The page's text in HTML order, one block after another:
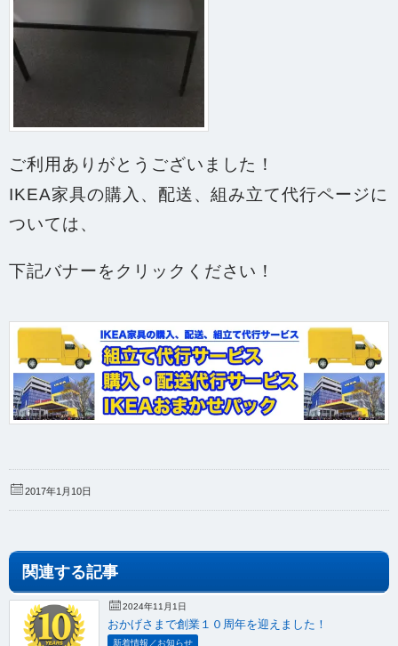
ご利用ありがとうございました！
IKEA家具の購入、配送、組み立て代行ページに
ついては、
下記バナーをクリックください！
2017年1月10日
関連する記事
2024年11月1日
おかげさまで創業１０周年を迎えました！
新着情報／お知らせ